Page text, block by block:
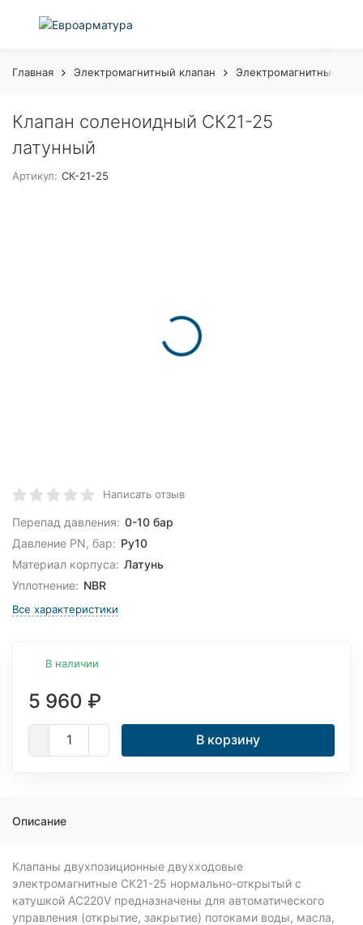
Главная Электромагнитный клапан Электромагнитные
Клапан соленоидный СК21-25
латунный
Артикул: СК-21-25
Написать отзыв
Перепад давления: 0-10 бар
Давление PN, бар: Ру10
Материал корпуса: Латунь
Уплотнение: NBR
Все характеристики
В наличии
5 960 ₽
В корзину
Описание
Клапаны двухпозиционные двухходовые
электромагнитные СК21-25 нормально-открытый с
катушкой AC220V предназначены для автоматического
управления (открытие, закрытие) потоками воды, масла,